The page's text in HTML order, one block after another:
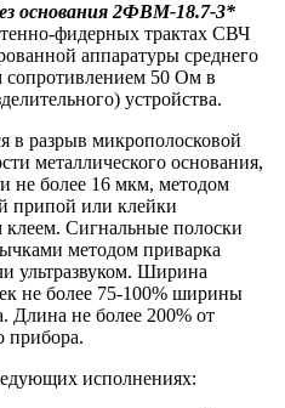
основания 2ФВМ-18.7-3*
фидерных трактах СВЧ
аппаратуры среднего
50 Ом в
устройства.
в разрыв микрополосковой
металлического основания,
не более 16 мкм, методом
припой или клейки
Сигнальные полоски
методом приварка
ультразвуком. Ширина
не более 75-100% ширины
Длина не более 200% от
прибора.
исполнениях: